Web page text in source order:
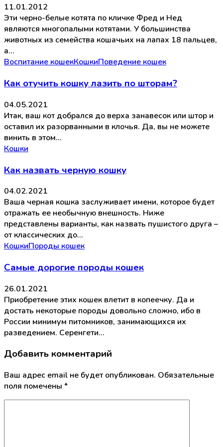
11.01.2012
Эти черно-белые котята по кличке Фред и Нед
являются многопалыми котятами. У большинства
животных из семейства кошачьих на лапах 18 пальцев,
а…
Воспитание кошекКошкиПоведение кошек
Как отучить кошку лазить по шторам?
04.05.2021
Итак, ваш кот добрался до верха занавесок или штор и
оставил их разорванными в клочья. Да, вы не можете
винить в этом…
Кошки
Как назвать черную кошку
04.02.2021
Ваша черная кошка заслуживает имени, которое будет
отражать ее необычную внешность. Ниже
представлены варианты, как назвать пушистого друга –
от классических до…
КошкиПороды кошек
Самые дорогие породы кошек
26.01.2021
Приобретение этих кошек влетит в копеечку. Да и
достать некоторые породы довольно сложно, ибо в
России минимум питомников, занимающихся их
разведением. Серенгети…
Добавить комментарий
Ваш адрес email не будет опубликован. Обязательные
поля помечены *